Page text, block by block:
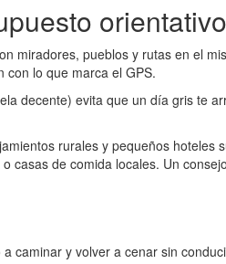
orientativo
miradores, pueblos y rutas en el
con lo que marca el GPS.
decente) evita que un día gris te
rurales y pequeños
de comida locales. Un
caminar y volver a cenar sin